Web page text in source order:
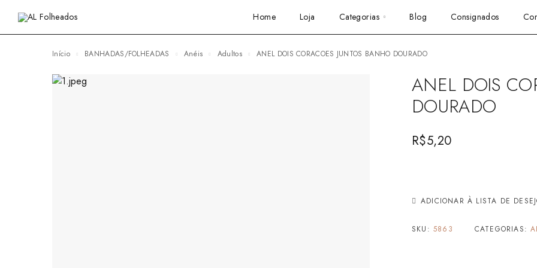
Home Loja Categorias Blog Consignados
Início BANHADAS/FOLHEADAS Anéis Adultos ANEL DOIS CORACOES JUNTOS BANHO DOURADO
ANEL DOIS
DOURADO
R$5,20
ADICIONAR À LISTA DE
SKU: 5863 CATEGORIAS: